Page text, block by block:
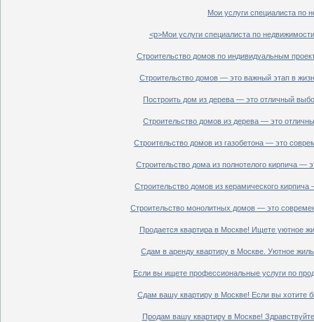
Мои услуги специалиста по
<p>Мои услуги специалиста по
Строительство домов по индивидуальным
Строительство домов — это важный этап в
Построить дом из дерева — это отличный
Строительство домов из дерева — это
Строительство домов из газобетона — это
Строительство дома из полнотелого кирпича —
Строительство домов из керамического
Строительство монолитных домов — это
Продается квартира в Москве! Ищете уютное
Сдам в аренду квартиру в Москве. Уютное
Если вы ищете профессиональные услуги по
Сдам вашу квартиру в Москве! Если вы хотите
Продам вашу квартиру в Москве!